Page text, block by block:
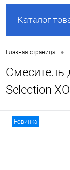
Каталог
Главная страница •
Смеситель
Selection
Новинка